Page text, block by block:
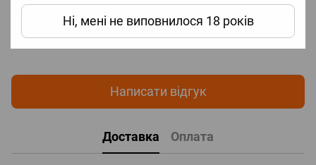
Ні, мені не виповнилося 18 років
Додайте перший відгук
Написати відгук
Доставка Оплата